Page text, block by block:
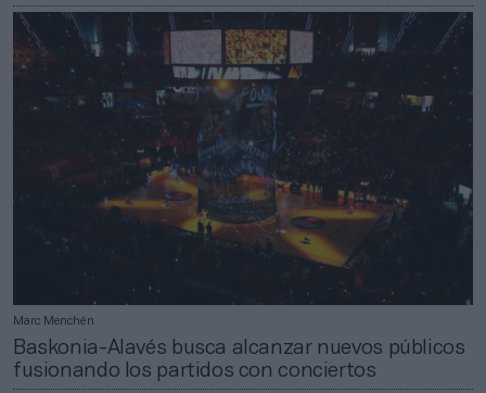
Marc Menchén
Baskonia-Alavés busca alcanzar nuevos públicos
fusionando los partidos con conciertos